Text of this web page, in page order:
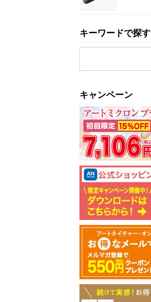
キーワードで探す
キャンペーン